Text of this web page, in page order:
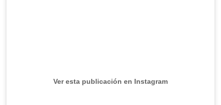
Ver esta publicación en Instagram